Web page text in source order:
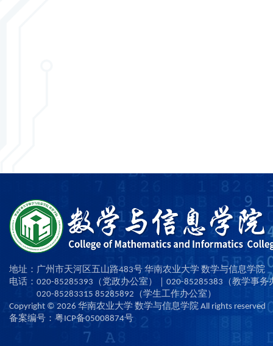
地址：广州市天河区五山路483号 华南农业大学 数学与信息学院
电话：020-85285393（党政办公室）｜020-85285383（教学事务
020-85283315 85285892（学生工作办公室）
Copyright © 2026 华南农业大学 数学与信息学院 All rights reserved
备案编号：粤ICP备05008874号